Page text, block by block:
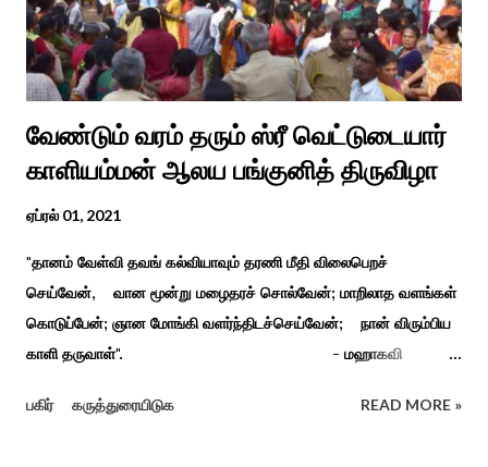
வேண்டும் வரம் தரும் ஸ்ரீ வெட்டுடையார்
காளியம்மன் ஆலய பங்குனித் திருவிழா
ஏப்ரல் 01, 2021
"தானம் வேள்வி தவங் கல்வியாவும் தரணி மீதி விலைபெறச்
செய்வேன், வான மூன்று மழைதரச் சொல்வேன்; மாறிலாத வளங்கள்
கொடுப்பேன்; ஞான மோங்கி வளர்ந்திடச்செய்வேன்; நான் விரும்பிய
காளி தருவாள்". - மஹாகவி
கொல்லங்குடி கிராம பக்தரின் கனவில் அய்யனார் தோன்றி
பகிர் கருத்துரையிடுக READ MORE »